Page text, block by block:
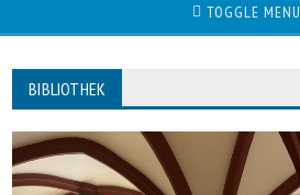
TOGGLE MENU
BIBLIOTHEK